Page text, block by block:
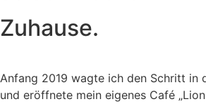
Zuhause.
Anfang 2019 wagte ich den Schritt in
und eröffnete mein eigenes Café